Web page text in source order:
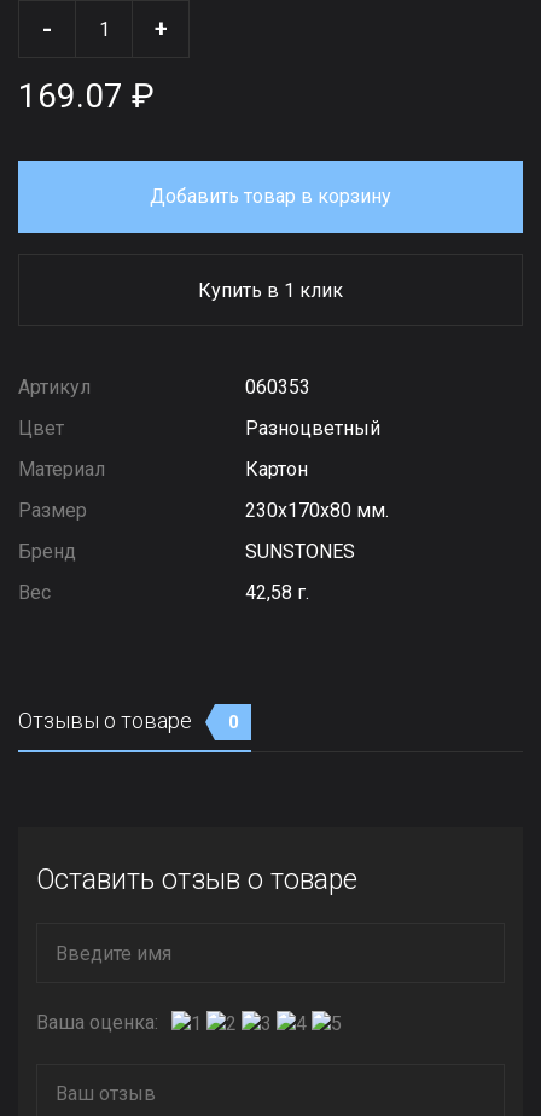
- +
169.07 ₽
Добавить товар в корзину
Купить в 1 клик
Артикул
060353
Цвет
Разноцветный
Материал
Картон
Размер
230х170х80 мм.
Бренд
SUNSTONES
Вес
42,58 г.
Отзывы о товаре 0
Оставить отзыв о товаре
Ваша оценка: